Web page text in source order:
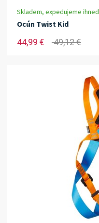
Skladem, expedujeme ihned
Ocún Twist Kid
44,99 € 49,12 €